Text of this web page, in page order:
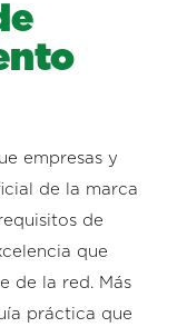
empresas y
de la marca
de
que
de la red. Más
práctica que